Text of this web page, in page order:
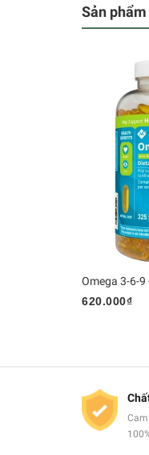
Sản
Omega 3-6-9
620.000₫